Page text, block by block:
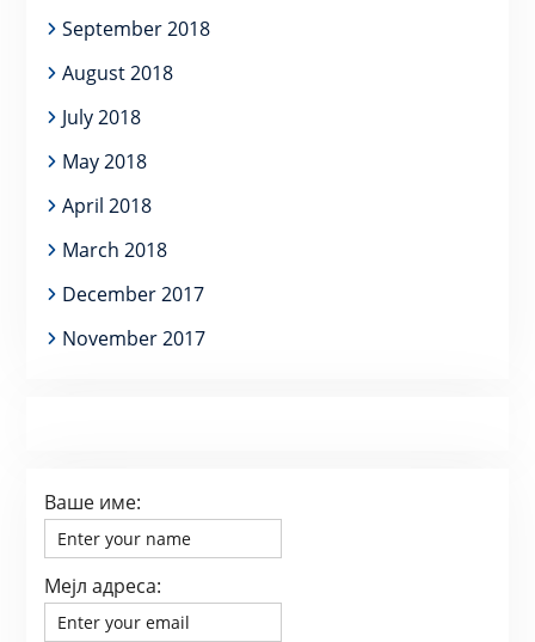
September 2018
August 2018
July 2018
May 2018
April 2018
March 2018
December 2017
November 2017
Ваше име:
Мејл адреса: